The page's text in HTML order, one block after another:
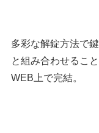
多彩な解錠方法で
と組み合わせるこ
WEB上で完結。